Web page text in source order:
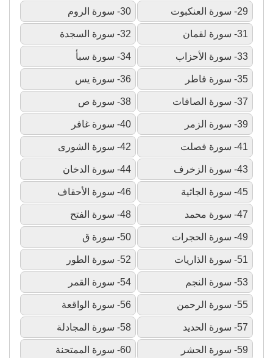
29- سورة العنكبوت 30- سورة الروم
31- سورة لقمان 32- سورة السجدة
33- سورة الأحزاب 34- سورة سبأ
35- سورة فاطر 36- سورة يس
37- سورة الصافات 38- سورة ص
39- سورة الزمر 40- سورة غافر
41- سورة فصلت 42- سورة الشورى
43- سورة الزخرف 44- سورة الدخان
45- سورة الجاثية 46- سورة الأحقاف
47- سورة محمد 48- سورة الفتح
49- سورة الحجرات 50- سورة ق
51- سورة الذاريات 52- سورة الطور
53- سورة النجم 54- سورة القمر
55- سورة الرحمن 56- سورة الواقعة
57- سورة الحديد 58- سورة المجادلة
59- سورة الحشر 60- سورة الممتحنة